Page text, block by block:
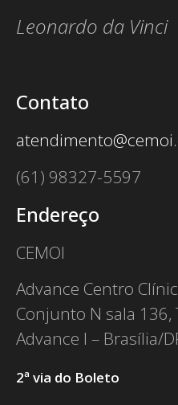
Leonardo da Vinci
Contato
(61) 98327-5597
Endereço
CEMOI
Advance Centro
Conjunto N sala 136,
Advance I – Brasília/
2ª via do Boleto